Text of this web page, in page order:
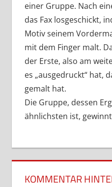
einer Gruppe. Nach
das Fax losgeschickt,
Motiv seinem
mit dem Finger malt.
der Erste, also am
es „ausgedruckt“ hat,
gemalt hat.
Die Gruppe, dessen
ähnlichsten ist,
KOMMENTAR